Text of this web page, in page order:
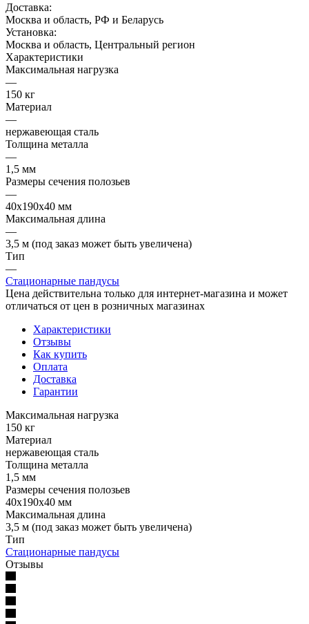
Доставка:
Москва и область, РФ и Беларусь
Установка:
Москва и область, Центральный регион
Характеристики
Максимальная нагрузка
—
150 кг
Материал
—
нержавеющая сталь
Толщина металла
—
1,5 мм
Размеры сечения полозьев
—
40х190х40 мм
Максимальная длина
—
3,5 м (под заказ может быть увеличена)
Тип
—
Стационарные пандусы
Цена действительна только для интернет-магазина и может
отличаться от цен в розничных магазинах
Характеристики
Отзывы
Как купить
Оплата
Доставка
Гарантии
Максимальная нагрузка
150 кг
Материал
нержавеющая сталь
Толщина металла
1,5 мм
Размеры сечения полозьев
40х190х40 мм
Максимальная длина
3,5 м (под заказ может быть увеличена)
Тип
Стационарные пандусы
Отзывы